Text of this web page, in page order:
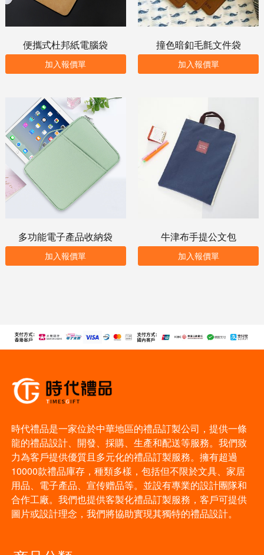
便攜式杜邦紙電腦袋
加入報價單
撞色暗釦毛氈文件袋
加入報價單
多功能電子產品收納袋
加入報價單
牛津布手提公文包
加入報價單
時代禮品是一家位於中華地區的禮品訂製公司，提供一條
龍的禮品設計、開發、採購、生產和配送等服務。我們致
力為客戶提供優質且多元化的禮品訂製服務。擁有超過
10000款禮品庫存，種類多樣，包括但不限於文具、家居
用品、電子產品、宣传赠品等。並設有專業的設計團隊和
合作工廠。我們也提供客製化禮品訂製服務，客戶可提供
圖片或設計理念，我們將協助實現其獨特的禮品設計。